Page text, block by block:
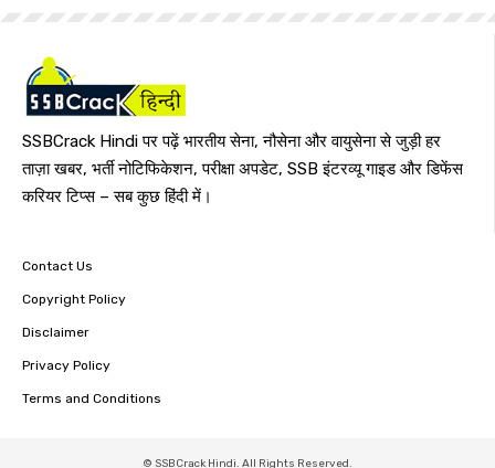
SSBCrack Hindi पर पढ़ें भारतीय सेना, नौसेना और वायुसेना से जुड़ी हर
ताज़ा खबर, भर्ती नोटिफिकेशन, परीक्षा अपडेट, SSB इंटरव्यू गाइड और डिफेंस
करियर टिप्स – सब कुछ हिंदी में।
Contact Us
Copyright Policy
Disclaimer
Privacy Policy
Terms and Conditions
© SSBCrack Hindi. All Rights Reserved.